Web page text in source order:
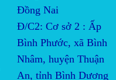
Đồng Nai
Đ/C2: Cơ sở 2 : Ấp
Bình Phước, xã Bình
Nhâm, huyện Thuận
An, tỉnh Bình Dương